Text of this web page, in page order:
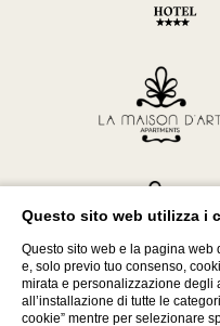
Questo sito web utilizza i
Questo sito web e la pagina
e, solo previo tuo consenso,
mirata e personalizzazione degli
all’installazione di tutte le
cookie” mentre per selezionare